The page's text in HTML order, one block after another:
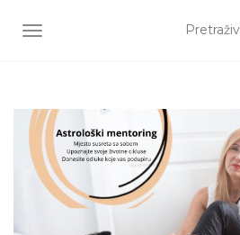
TOGGLE NAVIGATION